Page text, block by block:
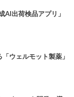
AI出荷検品アプリ」
ウェルモット製薬」